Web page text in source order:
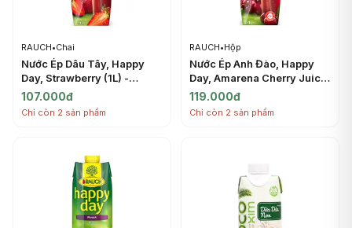
RAUCH•Chai
Nước Ép Dâu Tây, Happy
Day, Strawberry (1L) -
RAUCH
107.000đ
Chỉ còn 2 sản phẩm
RAUCH•Hộp
Nước Ép Anh Đào, Happy
Day, Amarena Cherry Juice
(1L) - RAUCH
119.000đ
Chỉ còn 2 sản phẩm